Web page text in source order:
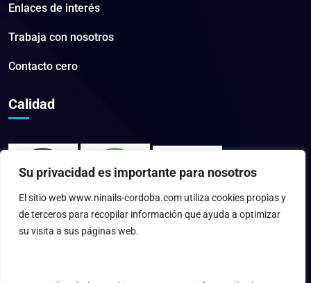
Su privacidad es importante para nosotros
El sitio web www.ninails-cordoba.com utiliza cookies propias y
de terceros para recopilar información que ayuda a optimizar
su visita a sus páginas web.
Enlaces de interés
Trabaja con nosotros
Contacto cero
Calidad